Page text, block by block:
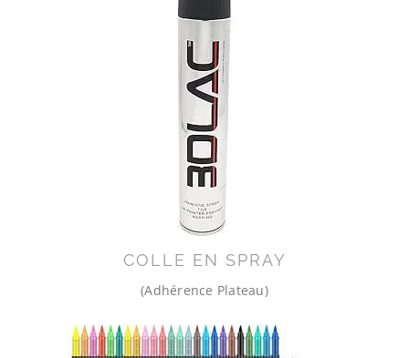
COLLE EN SPRAY
(Adhérence Plateau)